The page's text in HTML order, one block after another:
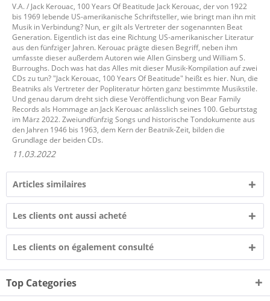
V.A. / Jack Kerouac, 100 Years Of Beatitude Jack Kerouac, der von 1922
bis 1969 lebende US-amerikanische Schriftsteller, wie bringt man ihn mit
Musik in Verbindung? Nun, er gilt als Vertreter der sogenannten Beat
Generation. Eigentlich ist das eine Richtung US-amerikanischer Literatur
aus den fünfziger Jahren. Kerouac prägte diesen Begriff, neben ihm
umfasste dieser außerdem Autoren wie Allen Ginsberg und William S.
Burroughs. Doch was hat das Alles mit dieser Musik-Kompilation auf zwei
CDs zu tun? "Jack Kerouac, 100 Years Of Beatitude" heißt es hier. Nun, die
Beatniks als Vertreter der Popliteratur hörten ganz bestimmte Musikstile.
Und genau darum dreht sich diese Veröffentlichung von Bear Family
Records als Hommage an Jack Kerouac anlässlich seines 100. Geburtstag
im März 2022. Zweiundfünfzig Songs und historische Tondokumente aus
den Jahren 1946 bis 1963, dem Kern der Beatnik-Zeit, bilden die
Grundlage der beiden CDs.
11.03.2022
Articles similaires
Les clients ont aussi acheté
Les clients on également consulté
Top Categories